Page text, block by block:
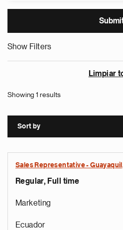
Show Filters
Limpiar
Showing 1 results
Sort by
Sales Representative -
Regular, Full time
Marketing
Ecuador